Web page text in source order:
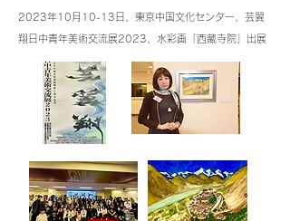
2023年10月10-13日、東京中国文化センター、芸翼
翔日中青年美術交流展2023、水彩画「西藏寺院」出展